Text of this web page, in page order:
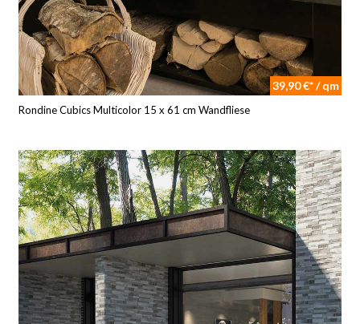
39,90 €* / qm
Rondine Cubics Multicolor 15 x 61 cm Wandfliese